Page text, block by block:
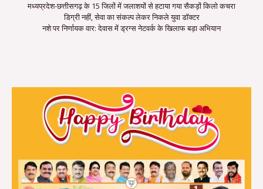
मध्यप्रदेश-छत्तीसगढ़ के 15 जिलों में जलाशयों से हटाया गया सैकड़ों किलो कचरा
डिग्री नहीं, सेवा का संकल्प लेकर निकले युवा डॉक्टर
नशे पर निर्णायक वार: देवास में ड्रग्स नेटवर्क के खिलाफ बड़ा अभियान